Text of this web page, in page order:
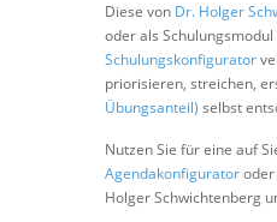
Diese von Dr. Holger
oder als
Schulungskonfigurator
priorisieren, streichen,
Übungsanteil) selbst
Nutzen Sie für eine auf
Agendakonfigurator
Holger Schwichtenberg